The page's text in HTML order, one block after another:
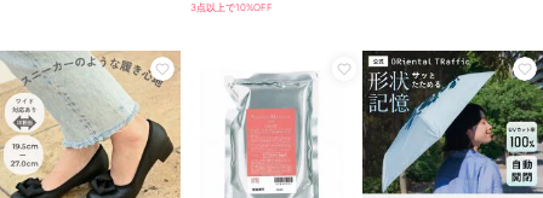
3点以上で10%OFF